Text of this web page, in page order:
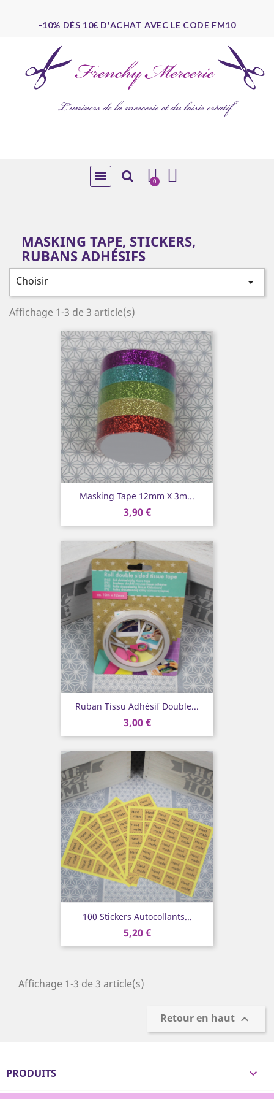
-10% DÈS 10€ D'ACHAT AVEC LE CODE FM10
MASKING TAPE, STICKERS,
RUBANS ADHÉSIFS
Choisir 
Affichage 1-3 de 3 article(s)
Masking Tape 12mm X 3m...
3,90 €
Ruban Tissu Adhésif Double...
3,00 €
100 Stickers Autocollants...
5,20 €
Affichage 1-3 de 3 article(s)
Retour en haut 
PRODUITS 